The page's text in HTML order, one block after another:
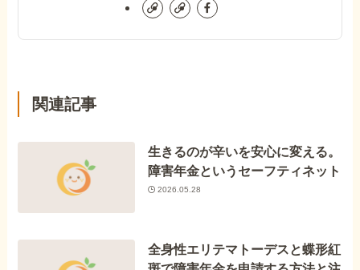
関連記事
生きるのが辛いを安心に変える。
障害年金というセーフティネット
2026.05.28
全身性エリテマトーデスと蝶形紅